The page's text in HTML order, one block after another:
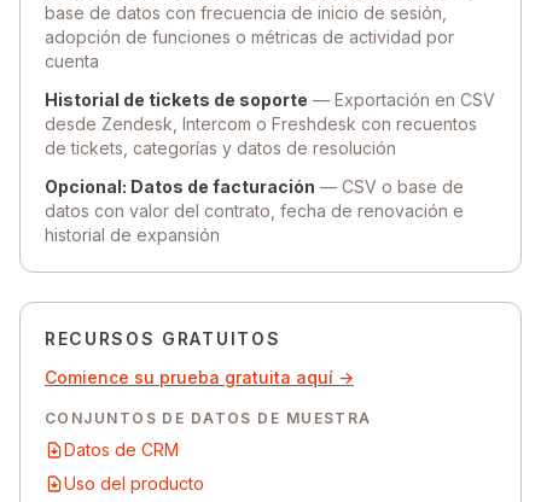
base de datos con frecuencia de inicio de sesión,
adopción de funciones o métricas de actividad por
cuenta
Historial de tickets de soporte — Exportación en CSV
desde Zendesk, Intercom o Freshdesk con recuentos
de tickets, categorías y datos de resolución
Opcional: Datos de facturación — CSV o base de
datos con valor del contrato, fecha de renovación e
historial de expansión
RECURSOS GRATUITOS
Comience su prueba gratuita aquí →
CONJUNTOS DE DATOS DE MUESTRA
Datos de CRM
Uso del producto